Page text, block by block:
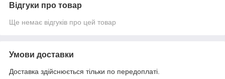
Відгуки про товар
Ще немає відгуків про цей товар
Умови доставки
Доставка здійснюється тільки по передоплаті.